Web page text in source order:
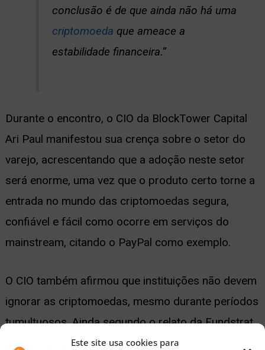
Este site usa cookies para
conclusão é de que ainda não há uma
criptomoeda que ameace a
estabilidade financeira.”
Durante o encontro, o CIO da BlockTower Capital
Ari Paul manifestou sua crença sobre o setor do
varejo, acrescentando que a adoção neste setor
será enorme, uma vez que o produto certo torne a
entrada no mundo das criptomoedas segura,
confiável e fácil como ocorre em serviços do
mainstream, citando o PayPal como exemplo.
O CIO também afirmou que instituições não devem
ignorar as criptomoedas, mesmo durante períodos
tumultuosos. Ainda segundo o relato da Fundstrat,
investidores devem adentrar nessa esfera de